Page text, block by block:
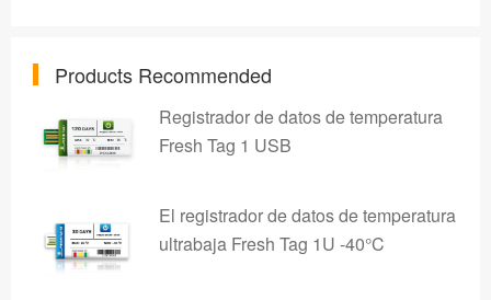
Products Recommended
Registrador de datos de temperatura
Fresh Tag 1 USB
El registrador de datos de temperatura
ultrabaja Fresh Tag 1U -40°C